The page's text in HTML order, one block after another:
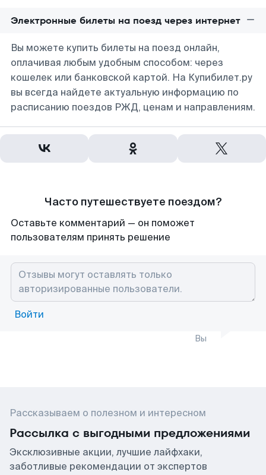
Электронные билеты на поезд через интернет
Вы можете купить билеты на поезд онлайн,
оплачивая любым удобным способом: через
кошелек или банковской картой. На Купибилет.ру
вы всегда найдете актуальную информацию по
расписанию поездов РЖД, ценам и направлениям.
Часто путешествуете поездом?
Оставьте комментарий — он поможет
пользователям принять решение
Войти
Вы
Рассказываем о полезном и интересном
Рассылка с выгодными предложениями
Эксклюзивные акции, лучшие лайфхаки,
заботливые рекомендации от экспертов